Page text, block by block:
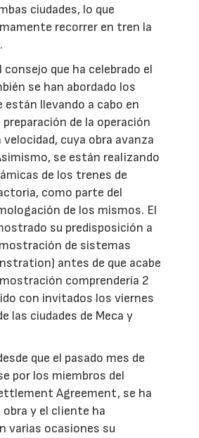
ciudades, lo que
recorrer en tren la
consejo que ha celebrado el
se han abordado los
están llevando a cabo en
preparación de la operación
cuya obra avanza
se están realizando
de los trenes de
como parte del
de los mismos. El
su predisposición a
de sistemas
antes de que acabe
comprendería 2
con invitados los viernes
las ciudades de Meca y
que el pasado mes de
por los miembros del
Agreement, se ha
obra y el cliente ha
varias ocasiones su